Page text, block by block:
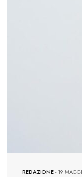
REDAZIONE-19